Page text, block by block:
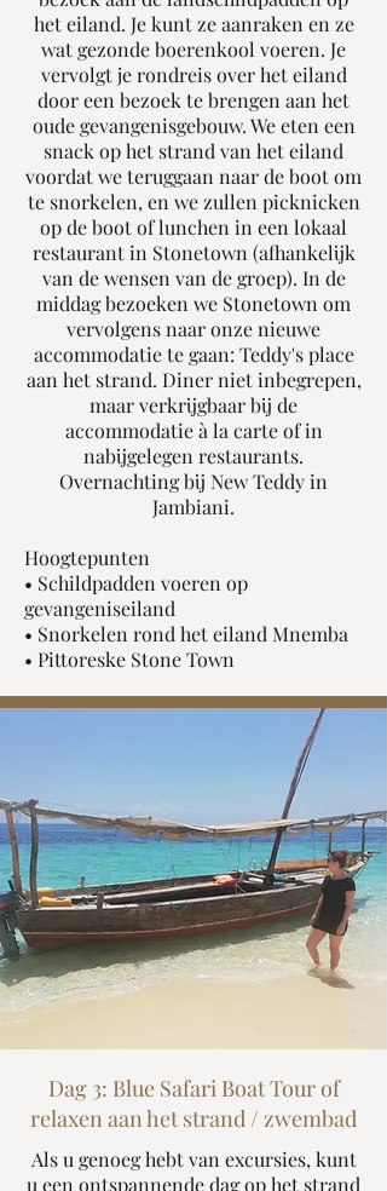
het eiland. Je kunt ze aanraken en ze
wat gezonde boerenkool voeren. Je
vervolgt je rondreis over het eiland
door een bezoek te brengen aan het
oude gevangenisgebouw. We eten een
snack op het strand van het eiland
voordat we teruggaan naar de boot om
te snorkelen, en we zullen picknicken
op de boot of lunchen in een lokaal
restaurant in Stonetown (afhankelijk
van de wensen van de groep). In de
middag bezoeken we Stonetown om
vervolgens naar onze nieuwe
accommodatie te gaan: Teddy's place
aan het strand. Diner niet inbegrepen,
maar verkrijgbaar bij de
accommodatie à la carte of in
nabijgelegen restaurants.
Overnachting bij New Teddy in
Jambiani.
Hoogtepunten
• Schildpadden voeren op
gevangeniseiland
• Snorkelen rond het eiland Mnemba
• Pittoreske Stone Town
Dag 3: Blue Safari Boat Tour of
relaxen aan het strand / zwembad
Als u genoeg hebt van excursies, kunt
u een ontspannende dag op het strand